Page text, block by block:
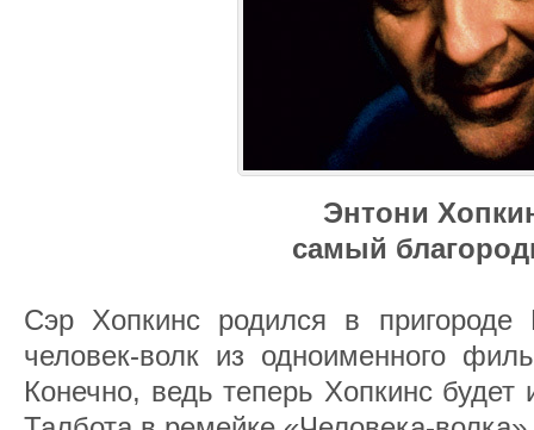
Энтони
самый
Сэр Хопкинс родился в
человек-волк из одноименного
Конечно, ведь теперь Хопкинс будет